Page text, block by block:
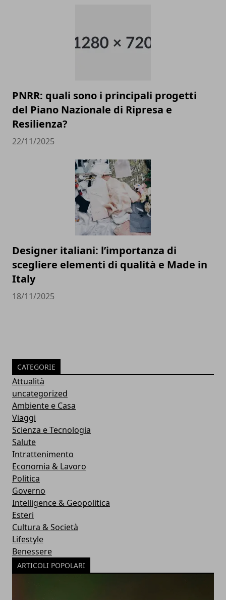
PNRR: quali sono i principali progetti
del Piano Nazionale di Ripresa e
Resilienza?
22/11/2025
Designer italiani: l’importanza di
scegliere elementi di qualità e Made in
Italy
18/11/2025
CATEGORIE
Attualità
uncategorized
Ambiente e Casa
Viaggi
Scienza e Tecnologia
Salute
Intrattenimento
Economia & Lavoro
Politica
Governo
Intelligence & Geopolitica
Esteri
Cultura & Società
Lifestyle
Benessere
ARTICOLI POPOLARI